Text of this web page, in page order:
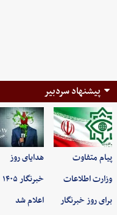
پیشنهاد سردبیر
پیام متفاوت
وزارت اطلاعات
برای روز خبرنگار
هدایای روز
خبرنگار ۱۴۰۵
اعلام شد